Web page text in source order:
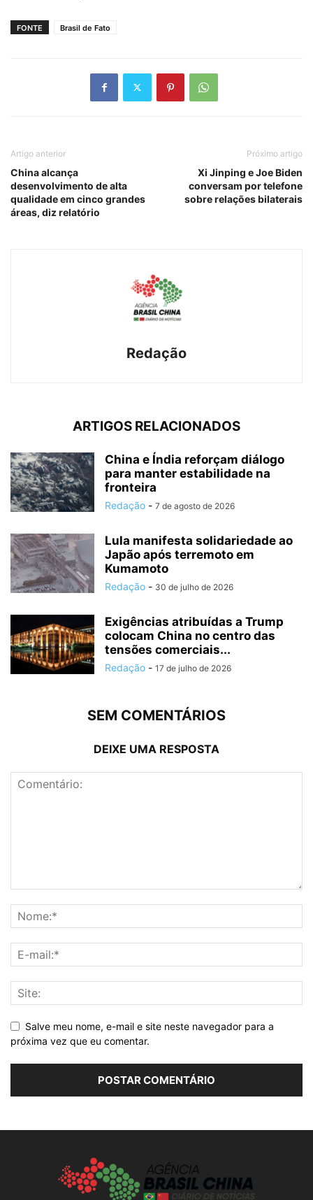
FONTE Brasil de Fato
Artigo anterior
China alcança
desenvolvimento de alta
qualidade em cinco grandes
áreas, diz relatório
Próximo artigo
Xi Jinping e Joe Biden
conversam por telefone
sobre relações bilaterais
Redação
ARTIGOS RELACIONADOS
China e Índia reforçam diálogo
para manter estabilidade na
fronteira
Redação - 7 de agosto de 2026
Lula manifesta solidariedade ao
Japão após terremoto em
Kumamoto
Redação - 30 de julho de 2026
Exigências atribuídas a Trump
colocam China no centro das
tensões comerciais...
Redação - 17 de julho de 2026
SEM COMENTÁRIOS
DEIXE UMA RESPOSTA
Salve meu nome, e-mail e site neste navegador para a
próxima vez que eu comentar.